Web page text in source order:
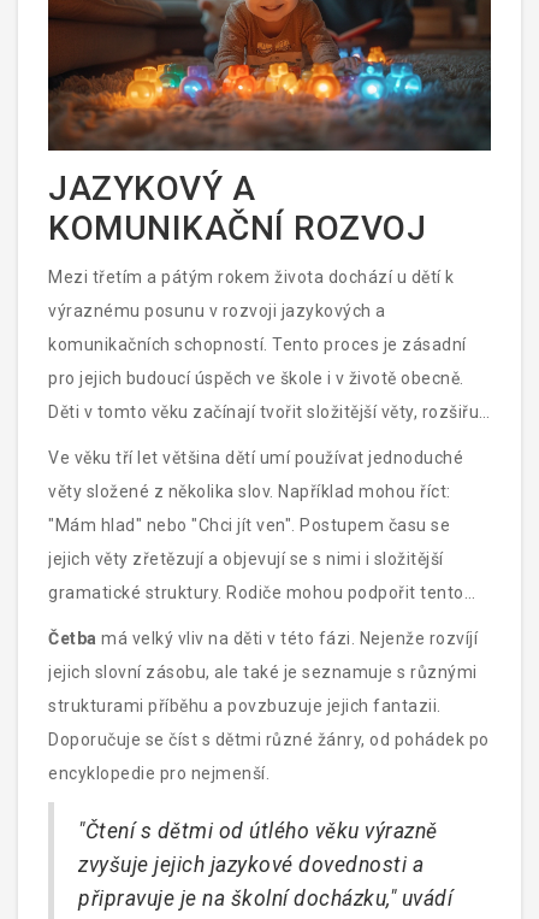
JAZYKOVÝ A
KOMUNIKAČNÍ ROZVOJ
Mezi třetím a pátým rokem života dochází u dětí k
výraznému posunu v rozvoji jazykových a
komunikačních schopností. Tento proces je zásadní
pro jejich budoucí úspěch ve škole i v životě obecně.
Děti v tomto věku začínají tvořit složitější věty, rozšiřují
svou slovní zásobu a zlepšují svou schopnost
naslouchat a reagovat na konverzace.
Ve věku tří let většina dětí umí používat jednoduché
věty složené z několika slov. Například mohou říct:
"Mám hlad" nebo "Chci jít ven". Postupem času se
jejich věty zřetězují a objevují se s nimi i složitější
gramatické struktury. Rodiče mohou podpořit tento
vývoj tím, že budou s dětmi pravidelně číst knihy a
hovořit o každodenních událostech.
Četba má velký vliv na děti v této fázi. Nejenže rozvíjí
jejich slovní zásobu, ale také je seznamuje s různými
strukturami příběhu a povzbuzuje jejich fantazii.
Doporučuje se číst s dětmi různé žánry, od pohádek po
encyklopedie pro nejmenší.
"Čtení s dětmi od útlého věku výrazně
zvyšuje jejich jazykové dovednosti a
připravuje je na školní docházku," uvádí